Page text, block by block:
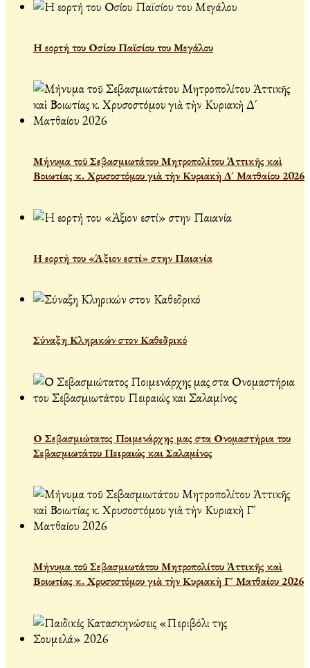
Η εορτή του Οσίου Παϊσίου του Μεγάλου
Μήνυμα τοῦ Σεβασμιωτάτου Μητροπολίτου Ἀττικῆς καὶ
Βοιωτίας κ. Χρυσοστόμου γιὰ τὴν Κυριακὴ Δ´ Ματθαίου 2026
Η εορτή του «Άξιον εστί» στην Παιανία
Σύναξη Κληρικών στον Καθεδρικό
Ο Σεβασμιώτατος Ποιμενάρχης μας στα Ονομαστήρια του
Σεβασμιωτάτου Πειραιώς και Σαλαμίνος
Μήνυμα τοῦ Σεβασμιωτάτου Μητροπολίτου Ἀττικῆς καὶ
Βοιωτίας κ. Χρυσοστόμου γιὰ τὴν Κυριακὴ Γ´ Ματθαίου 2026